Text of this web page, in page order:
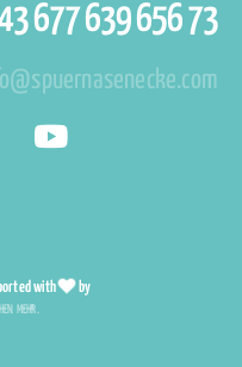
677 639 656 73
with by
MEHR.